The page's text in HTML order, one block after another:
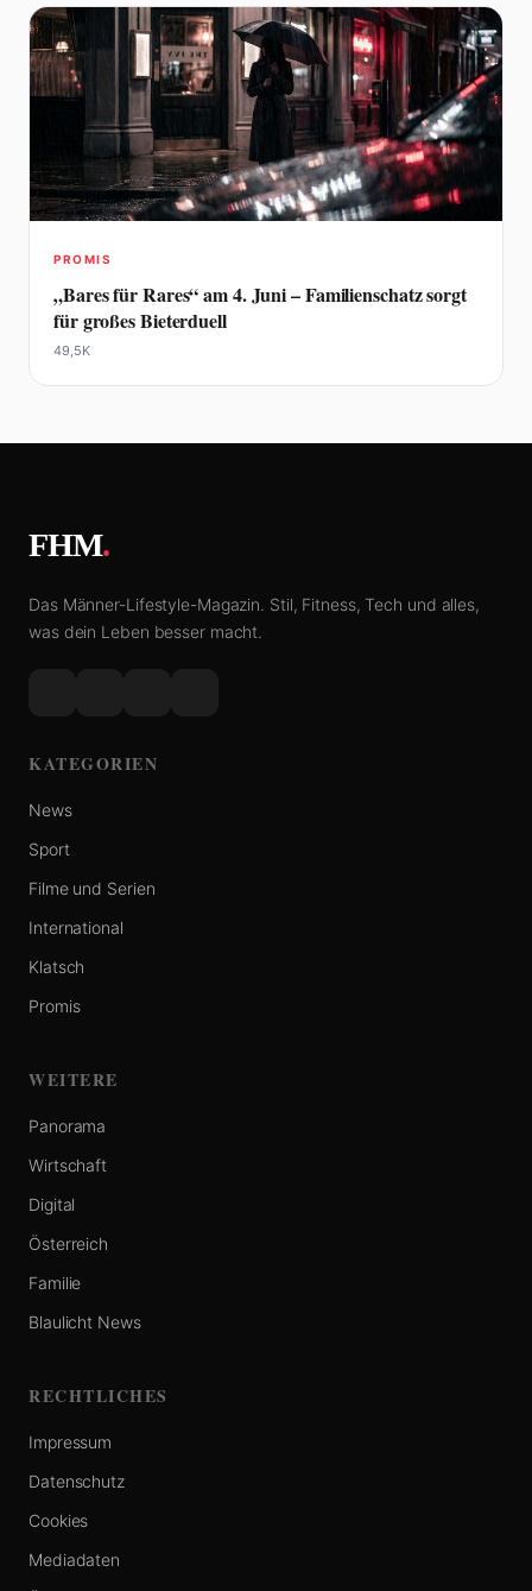
PROMIS
„Bares für Rares“ am 4. Juni – Familienschatz sorgt
für großes Bieterduell
49,5K
FHM.
Das Männer-Lifestyle-Magazin. Stil, Fitness, Tech und alles,
was dein Leben besser macht.
KATEGORIEN
News
Sport
Filme und Serien
International
Klatsch
Promis
WEITERE
Panorama
Wirtschaft
Digital
Österreich
Familie
Blaulicht News
RECHTLICHES
Impressum
Datenschutz
Cookies
Mediadaten